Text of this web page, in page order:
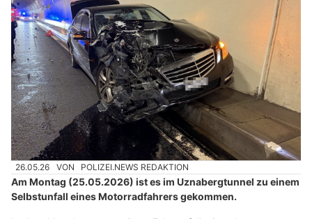
26.05.26 VON POLIZEI.NEWS REDAKTION
Am Montag (25.05.2026) ist es im Uznabergtunnel zu einem
Selbstunfall eines Motorradfahrers gekommen.